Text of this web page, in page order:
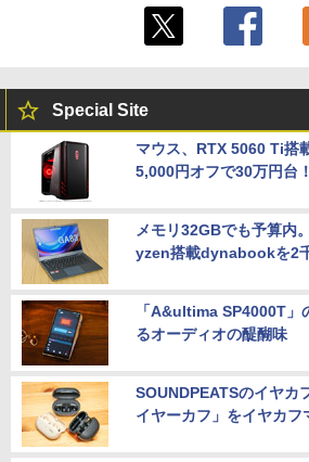
Special Site
マウス、RTX 5060 Ti搭
5,000円オフで30万円台！
メモリ32GBでも予算内
yzen搭載dynabookを2
「A&ultima SP4000T」
るオーディオの醍醐味
SOUNDPEATSのイヤカ
イヤーカフ」をイヤカフ